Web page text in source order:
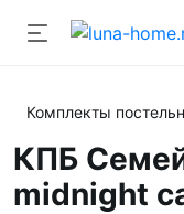
Комплекты
КПБ
midnight